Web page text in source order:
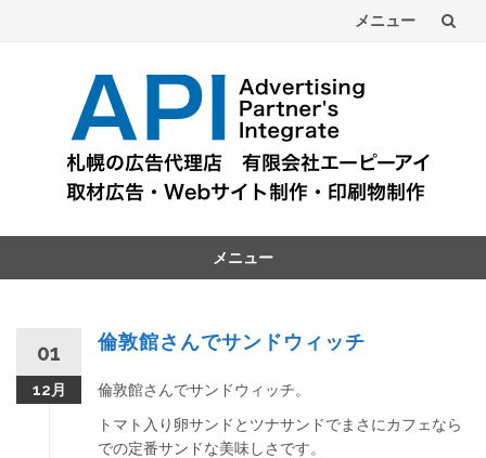
メニュー
メニュー
01
12月
倫敦館さんでサンドウィッチ
倫敦館さんでサンドウィッチ。
トマト入り卵サンドとツナサンドでまさにカフェなら
での定番サンドな美味しさです。